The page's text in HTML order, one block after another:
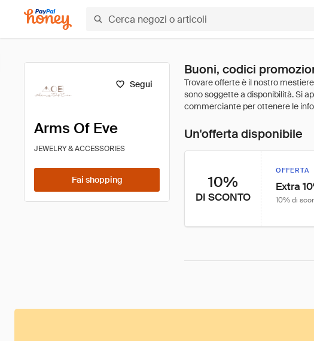
Segui
Arms Of Eve
JEWELRY & ACCESSORIES
Fai shopping
Buoni, codici
Un'offerta disponibile
10%
DI SCONTO
OFFERTA
Extra
10% di